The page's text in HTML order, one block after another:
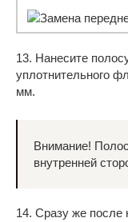
13. Нанесите
уплотнительного
мм.
Внимание!
внутренней
14. Сразу же после